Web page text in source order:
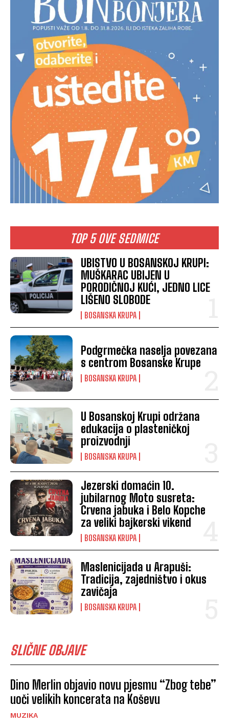
TOP 5 OVE SEDMICE
UBISTVO U BOSANSKOJ KRUPI:
MUŠKARAC UBIJEN U
PORODIČNOJ KUĆI, JEDNO LICE
LIŠENO SLOBODE
BOSANSKA KRUPA
Podgrmečka naselja povezana
s centrom Bosanske Krupe
BOSANSKA KRUPA
U Bosanskoj Krupi održana
edukacija o plasteničkoj
proizvodnji
BOSANSKA KRUPA
Jezerski domaćin 10.
jubilarnog Moto susreta:
Crvena jabuka i Belo Kopche
za veliki bajkerski vikend
BOSANSKA KRUPA
Maslenicijada u Arapuši:
Tradicija, zajedništvo i okus
zavičaja
BOSANSKA KRUPA
SLIČNE OBJAVE
Dino Merlin objavio novu pjesmu “Zbog tebe”
uoči velikih koncerata na Koševu
MUZIKA